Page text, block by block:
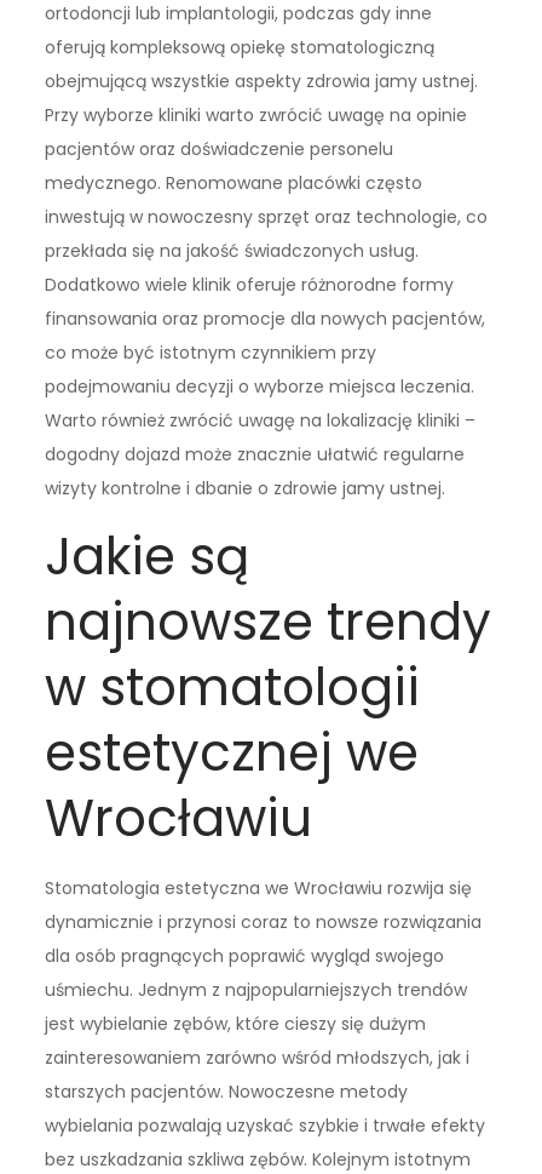
ortodoncji lub implantologii, podczas gdy inne
oferują kompleksową opiekę stomatologiczną
obejmującą wszystkie aspekty zdrowia jamy ustnej.
Przy wyborze kliniki warto zwrócić uwagę na opinie
pacjentów oraz doświadczenie personelu
medycznego. Renomowane placówki często
inwestują w nowoczesny sprzęt oraz technologie, co
przekłada się na jakość świadczonych usług.
Dodatkowo wiele klinik oferuje różnorodne formy
finansowania oraz promocje dla nowych pacjentów,
co może być istotnym czynnikiem przy
podejmowaniu decyzji o wyborze miejsca leczenia.
Warto również zwrócić uwagę na lokalizację kliniki –
dogodny dojazd może znacznie ułatwić regularne
wizyty kontrolne i dbanie o zdrowie jamy ustnej.
Jakie są
najnowsze trendy
w stomatologii
estetycznej we
Wrocławiu
Stomatologia estetyczna we Wrocławiu rozwija się
dynamicznie i przynosi coraz to nowsze rozwiązania
dla osób pragnących poprawić wygląd swojego
uśmiechu. Jednym z najpopularniejszych trendów
jest wybielanie zębów, które cieszy się dużym
zainteresowaniem zarówno wśród młodszych, jak i
starszych pacjentów. Nowoczesne metody
wybielania pozwalają uzyskać szybkie i trwałe efekty
bez uszkadzania szkliwa zębów. Kolejnym istotnym